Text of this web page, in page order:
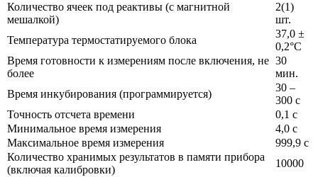
Количество ячеек под реактивы (с магнитной
мешалкой)
2(1)
шт.
Температура термостатируемого блока
37,0 ±
0,2°C
Время готовности к измерениям после включения, не
более
30
мин.
Время инкубирования (программируется)
30 –
300 с
Точность отсчета времени
0,1 с
Минимальное время измерения
4,0 с
Максимальное время измерения
999,9 с
Количество хранимых результатов в памяти прибора
(включая калибровки)
10000